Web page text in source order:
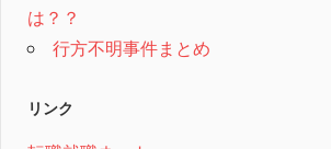
は？？
行方不明事件まとめ
リンク